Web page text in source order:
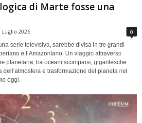
di Marte fosse una
Luglio 2026 0
serie televisiva, sarebbe divisa in tre grandi
e l’Amazoniano. Un viaggio attraverso
planetaria, tra oceani scomparsi, gigantesche
e trasformazione del pianeta nel
oggi.